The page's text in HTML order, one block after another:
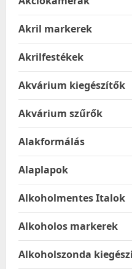
Akril markerek
Akrilfestékek
Akvárium kiegészítők
Akvárium szűrők
Alakformálás
Alaplapok
Alkoholmentes Italok
Alkoholos markerek
Alkoholszonda